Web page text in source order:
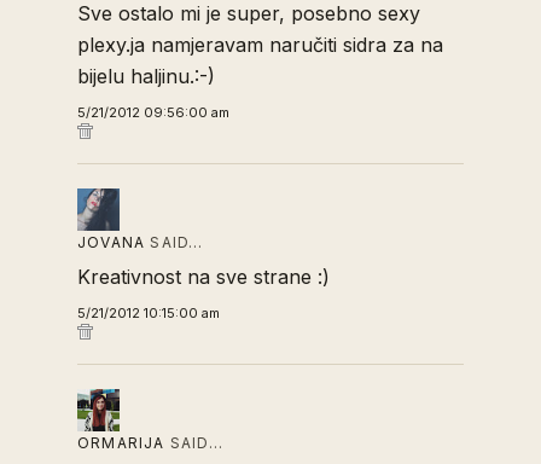
Sve ostalo mi je super, posebno sexy
plexy.ja namjeravam naručiti sidra za na
bijelu haljinu.:-)
5/21/2012 09:56:00 am
JOVANA SAID…
Kreativnost na sve strane :)
5/21/2012 10:15:00 am
ORMARIJA SAID…